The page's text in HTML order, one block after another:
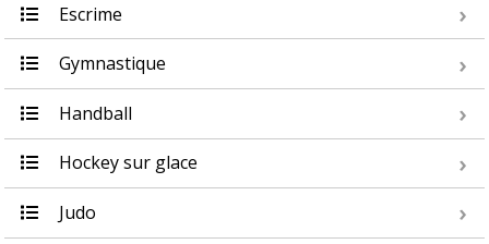
Escrime
Gymnastique
Handball
Hockey sur glace
Judo